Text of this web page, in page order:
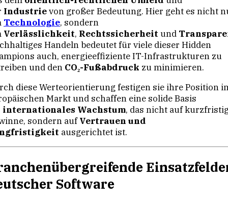
Industrievon großer Bedeutung. Hier geht es nicht
Technologie, sondern
Verlässlichkeit, Rechtssicherheit und
Handeln bedeutet für viele dieser Hidden
auch, energieeffiziente IT-Infrastrukturen zu
und den CO₂-Fußabdruck zu minimieren.
diese Werteorientierung festigen sie ihre Position
Markt und schaffen eine solide Basis
internationales Wachstum, das nicht auf
sondern aufVertrauen und
ausgerichtet ist.
Software